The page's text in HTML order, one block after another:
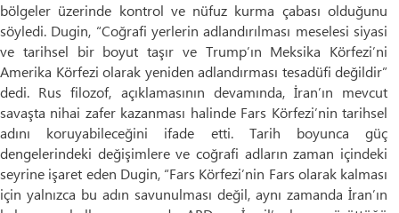
bölgeler üzerinde kontrol ve nüfuz kurma çabası olduğunu
söyledi. Dugin, “Coğrafi yerlerin adlandırılması meselesi siyasi
ve tarihsel bir boyut taşır ve Trump’ın Meksika Körfezi’ni
Amerika Körfezi olarak yeniden adlandırması tesadüfi değildir”
dedi. Rus filozof, açıklamasının devamında, İran’ın mevcut
savaşta nihai zafer kazanması halinde Fars Körfezi’nin tarihsel
adını koruyabileceğini ifade etti. Tarih boyunca güç
dengelerindeki değişimlere ve coğrafi adların zaman içindeki
seyrine işaret eden Dugin, “Fars Körfezi’nin Fars olarak kalması
için yalnızca bu adın savunulması değil, aynı zamanda İran’ın